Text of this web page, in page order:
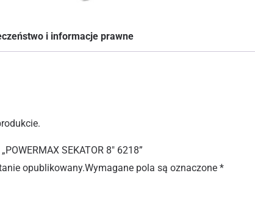
i informacje prawne
SEKATOR 8″ 6218”
opublikowany.Wymagane pola są oznaczone *